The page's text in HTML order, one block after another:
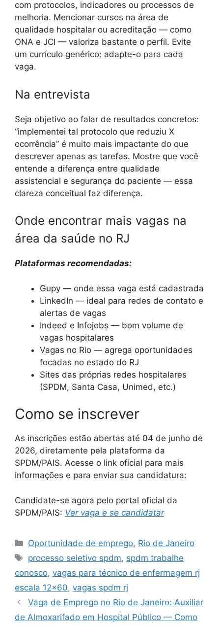
com protocolos, indicadores ou processos de
melhoria. Mencionar cursos na área de
qualidade hospitalar ou acreditação — como
ONA e JCI — valoriza bastante o perfil. Evite
um currículo genérico: adapte-o para cada
vaga.
Na entrevista
Seja objetivo ao falar de resultados concretos:
“implementei tal protocolo que reduziu X
ocorrência” é muito mais impactante do que
descrever apenas as tarefas. Mostre que você
entende a diferença entre qualidade
assistencial e segurança do paciente — essa
clareza conceitual faz diferença.
Onde encontrar mais vagas na
área da saúde no RJ
Plataformas recomendadas:
Gupy — onde essa vaga está cadastrada
LinkedIn — ideal para redes de contato e
alertas de vagas
Indeed e Infojobs — bom volume de
vagas hospitalares
Vagas no Rio — agrega oportunidades
focadas no estado do RJ
Sites das próprias redes hospitalares
(SPDM, Santa Casa, Unimed, etc.)
Como se inscrever
As inscrições estão abertas até 04 de junho de
2026, diretamente pela plataforma da
SPDM/PAIS. Acesse o link oficial para mais
informações e para enviar sua candidatura:
Candidate-se agora pelo portal oficial da
SPDM/PAIS: Ver vaga e se candidatar
Categories
Oportunidade de emprego, Rio de Janeiro
Tags
processo seletivo spdm, spdm trabalhe
conosco, vagas para técnico de enfermagem rj
escala 12x60, vagas spdm rj
Vaga de Emprego no Rio de Janeiro: Auxiliar
de Almoxarifado em Hospital Público — Como